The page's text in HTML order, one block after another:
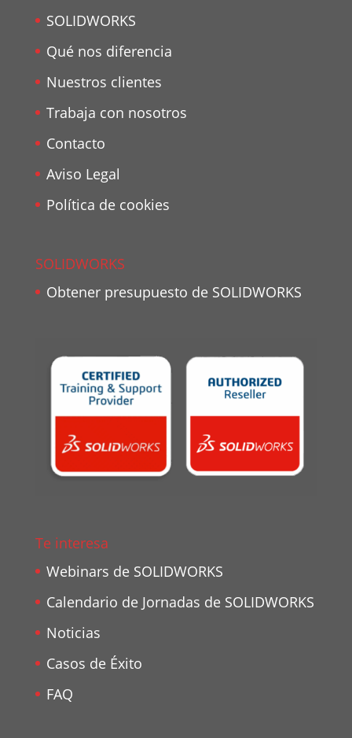
SOLIDWORKS
Qué nos diferencia
Nuestros clientes
Trabaja con nosotros
Contacto
Aviso Legal
Política de cookies
SOLIDWORKS
Obtener presupuesto de SOLIDWORKS
Te interesa
Webinars de SOLIDWORKS
Calendario de Jornadas de SOLIDWORKS
Noticias
Casos de Éxito
FAQ